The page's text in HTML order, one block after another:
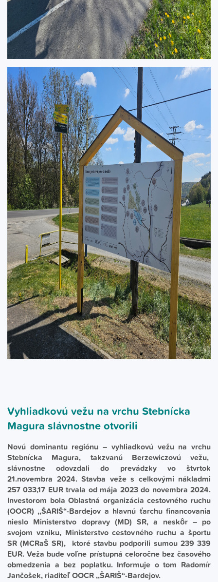
Vyhliadkovú vežu na vrchu Stebnícka
Magura slávnostne otvorili
Novú dominantu regiónu – vyhliadkovú vežu na vrchu
Stebnícka Magura, takzvanú Berzewiczovú vežu,
slávnostne odovzdali do prevádzky vo štvrtok
21.novembra 2024. Stavba veže s celkovými nákladmi
257 033,17 EUR trvala od mája 2023 do novembra 2024.
Investorom bola Oblastná organizácia cestovného ruchu
(OOCR) ,,ŠARIŠ“-Bardejov a hlavnú ťarchu financovania
nieslo Ministerstvo dopravy (MD) SR, a neskôr – po
svojom vzniku, Ministerstvo cestovného ruchu a športu
SR (MCRaŠ SR), ktoré stavbu podporili sumou 239 339
EUR. Veža bude voľne prístupná celoročne bez časového
obmedzenia a bez poplatku. Informuje o tom Radomír
Jančošek, riaditeľ OOCR ,,ŠARIŠ“-Bardejov.